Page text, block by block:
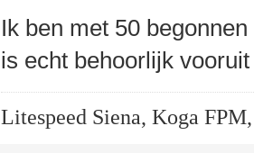
Ik ben met 50
is echt behoorlijk
Litespeed Siena, Koga